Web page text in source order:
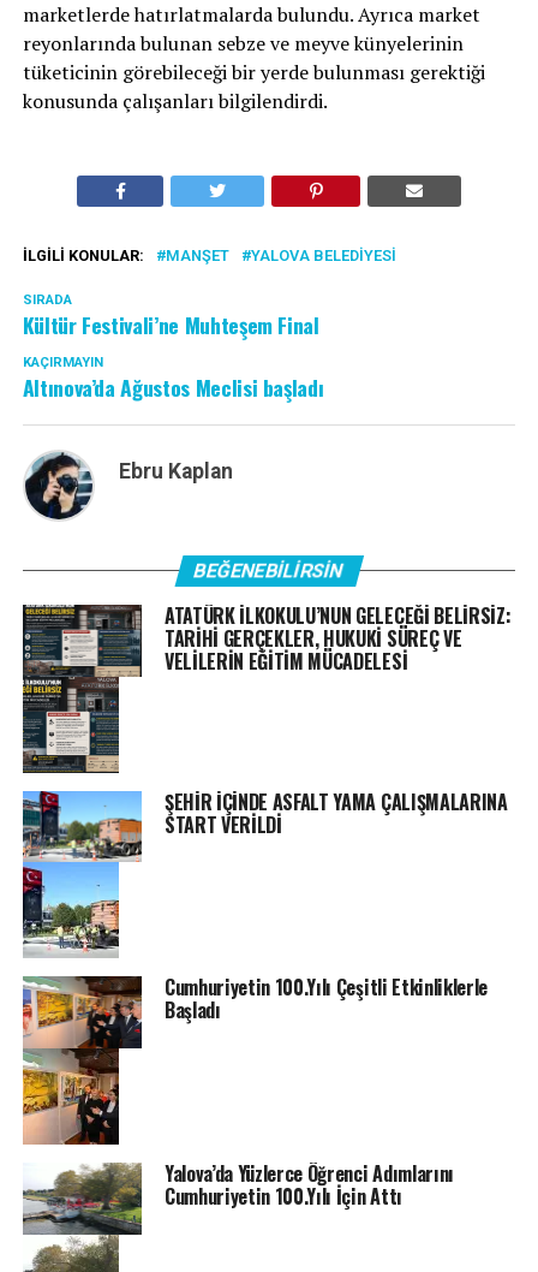
marketlerde hatırlatmalarda bulundu. Ayrıca market
reyonlarında bulunan sebze ve meyve künyelerinin
tüketicinin görebileceği bir yerde bulunması gerektiği
konusunda çalışanları bilgilendirdi.
İLGILI KONULAR: MANŞET YALOVA BELEDIYESI
SIRADA
Kültür Festivali’ne Muhteşem Final
KAÇIRMAYIN
Altınova’da Ağustos Meclisi başladı
Ebru Kaplan
BEĞENEBILIRSIN
ATATÜRK İLKOKULU’NUN GELECEĞİ BELİRSİZ:
TARİHİ GERÇEKLER, HUKUKİ SÜREÇ VE
VELİLERİN EĞİTİM MÜCADELESİ
ŞEHİR İÇİNDE ASFALT YAMA ÇALIŞMALARINA
START VERİLDİ
Cumhuriyetin 100.Yılı Çeşitli Etkinliklerle
Başladı
Yalova’da Yüzlerce Öğrenci Adımlarını
Cumhuriyetin 100.Yılı İçin Attı